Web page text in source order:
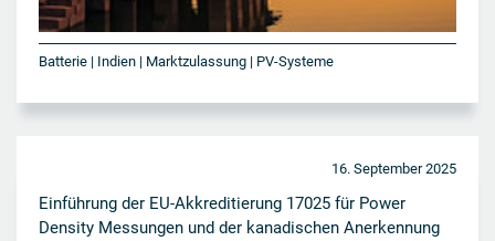
Batterie | Indien | Marktzulassung | PV-Systeme
16. September 2025
Einführung der EU-Akkreditierung 17025 für Power
Density Messungen und der kanadischen Anerkennung